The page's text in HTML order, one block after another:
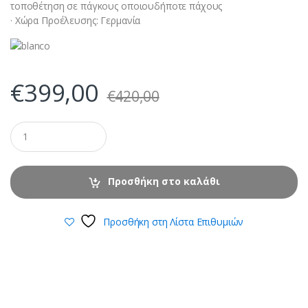
τοποθέτηση σε πάγκους οποιουδήποτε πάχους
· Χώρα Προέλευσης: Γερμανία
€399,00 €420,00
Προσθήκη στο καλάθι
Προσθήκη στη Λίστα Επιθυμιών